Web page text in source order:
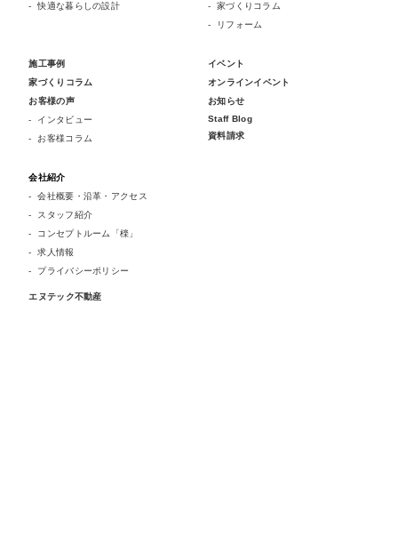
快適な暮らしの設計
家づくりコラム
リフォーム
施工事例
家づくりコラム
お客様の声
インタビュー
お客様コラム
イベント
オンラインイベント
お知らせ
Staff Blog
資料請求
会社紹介
会社概要・沿革・アクセス
スタッフ紹介
コンセプトルーム「檪」
求人情報
プライバシーポリシー
エヌテック不動産